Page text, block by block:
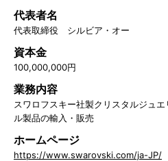
代表者名
代表取締役 シルビア・オー
資本金
100,000,000円
業務内容
スワロフスキー社製クリスタルジュ
ル製品の輸入・販売
ホームページ
https://www.swarovski.com/ja-JP/